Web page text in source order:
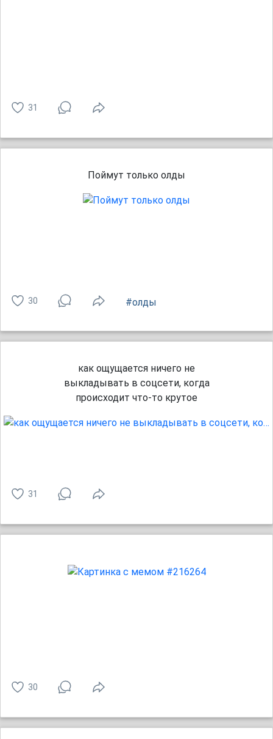
31
Поймут только олды
30 #олды
как ощущается ничего не
выкладывать в соцсети, когда
происходит что-то крутое
31
30